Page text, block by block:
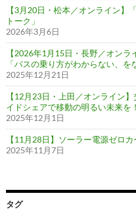
【3月20日・松本／オンライン】
トーク」
2026年3月6日
【2026年1月15日・長野／オン
「バスの乗り方がわからない、を
2025年12月21日
【12月23日・上田／オンライン
イドシェアで移動の明るい未来を
2025年12月1日
【11月28日】ソーラー電源ゼロ
2025年11月7日
タグ